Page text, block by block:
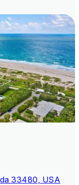
33480, USA